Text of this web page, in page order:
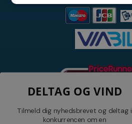
DELTAG OG VIND
Tilmeld dig nyhedsbrevet og deltag i
konkurrencen om en